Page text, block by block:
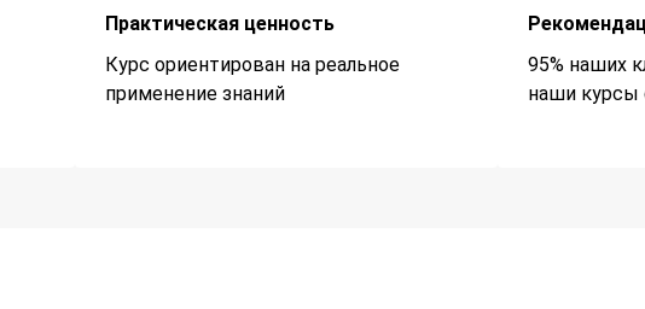
Практическая ценность
Курс ориентирован на реальное
применение знаний
95% наших
наши курсы